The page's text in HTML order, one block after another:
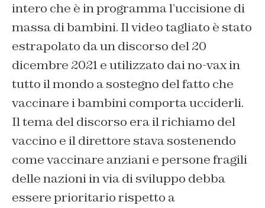
intero che è in programma l’uccisione di
massa di bambini. Il video tagliato è stato
estrapolato da un discorso del 20
dicembre 2021 e utilizzato dai no-vax in
tutto il mondo a sostegno del fatto che
vaccinare i bambini comporta ucciderli.
Il tema del discorso era il richiamo del
vaccino e il direttore stava sostenendo
come vaccinare anziani e persone fragili
delle nazioni in via di sviluppo debba
essere prioritario rispetto a